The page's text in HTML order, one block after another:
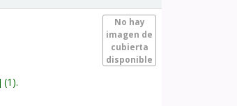
No hay
imagen de
cubierta
disponible
(1).